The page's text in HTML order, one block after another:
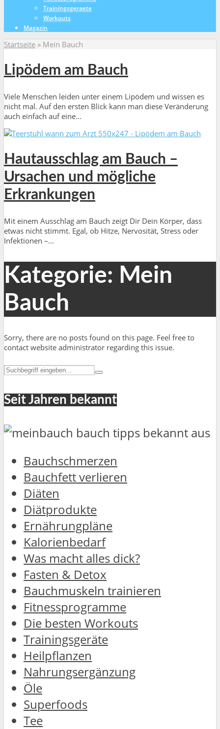
Trainingsgeraete
Workouts
Magazin
Startseite » Mein Bauch
Lipödem am Bauch
Viele Menschen leiden unter einem Lipödem und wissen es
nicht mal. Auf den ersten Blick kann man diese Veränderung
auch einfach auf eine...
Hautausschlag am Bauch –
Ursachen und mögliche
Erkrankungen
Mit einem Ausschlag am Bauch zeigt Dir Dein Körper, dass
etwas nicht stimmt. Egal, ob Hitze, Nervosität, Stress oder
Infektionen –...
Kategorie: Mein
Bauch
Sorry, there are no posts found on this page. Feel free to
contact website administrator regarding this issue.
Seit Jahren bekannt
Bauchschmerzen
Bauchfett verlieren
Diäten
Diätprodukte
Ernährungpläne
Kalorienbedarf
Was macht alles dick?
Fasten & Detox
Bauchmuskeln trainieren
Fitnessprogramme
Die besten Workouts
Trainingsgeräte
Heilpflanzen
Nahrungsergänzung
Öle
Superfoods
Tee